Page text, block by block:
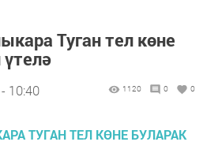
Туган тел көне
үтелә
10:40 1120 0 0